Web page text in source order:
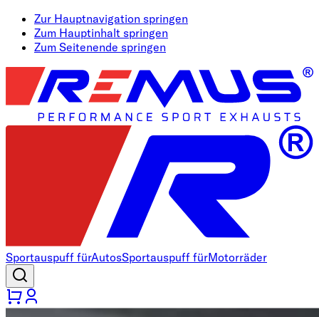
Zur Hauptnavigation springen
Zum Hauptinhalt springen
Zum Seitenende springen
Sportauspuff fürAutosSportauspuff fürMotorräder